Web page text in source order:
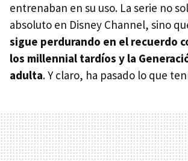
entrenaban en su uso. La serie no
absoluto en Disney Channel, sino
sigue perdurando en el recuerdo
los millennial tardíos y la
adulta. Y claro, ha pasado lo que